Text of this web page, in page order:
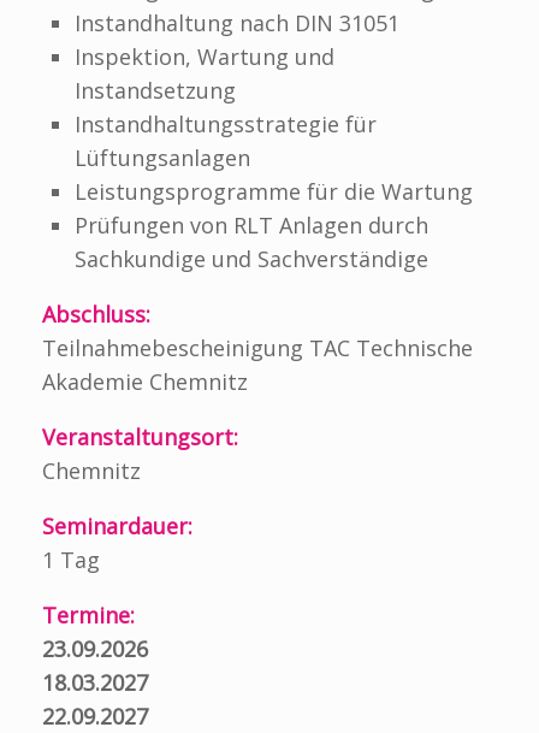
Instandhaltung nach DIN 31051
Inspektion, Wartung und
Instandsetzung
Instandhaltungsstrategie für
Lüftungsanlagen
Leistungsprogramme für die Wartung
Prüfungen von RLT Anlagen durch
Sachkundige und Sachverständige
Abschluss:
Teilnahmebescheinigung TAC Technische
Akademie Chemnitz
Veranstaltungsort:
Chemnitz
Seminardauer:
1 Tag
Termine:
23.09.2026
18.03.2027
22.09.2027